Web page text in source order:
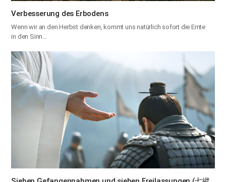
Verbesserung des Erbodens
Wenn wir an den Herbst denken, kommt uns natürlich sofort die Ernte
in den Sinn…